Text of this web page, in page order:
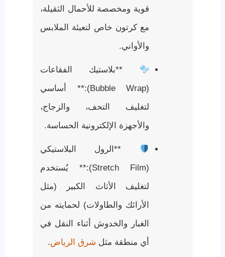
قوية ومخصصة للأحمال الثقيلة،
مع كرتون خاص لتعبئة الملابس
والأواني.
**بلاستيك الفقاعات
(Bubble Wrap):** أساسي
لتغليف التحف، والزجاج،
والأجهزة الإلكترونية الحساسة.
**الرول البلاستيكي
(Stretch Film):** يُستخدم
لتغليف الأثاث الكبير (مثل
الأرائك والطاولات) لحمايته من
الغبار والخدوش أثناء النقل في
أي منطقة مثل شرق الرياض.